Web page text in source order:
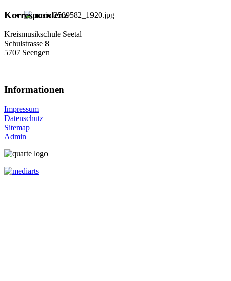
Korrespondenz
Kreismusikschule Seetal
Schulstrasse 8
5707 Seengen
Informationen
Impressum
Datenschutz
Sitemap
Admin